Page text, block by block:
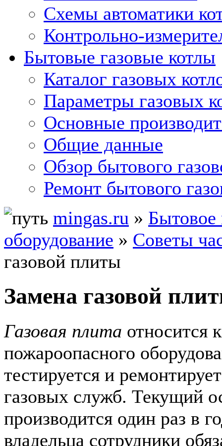
Схемы автоматики
Контрольно-
Бытовые газовые котлы
Каталог газовых
Параметры газовых
Основные
Общие данные
Обзор бытового
Ремонт бытового
mingas.ru » Бытовое
оборудование » Советы
газовой плиты
Замена газовой
Газовая плита относится
пожароопасного
тестируется и
газовых служб. Текущий
производится один раз в
владельца сотрудники